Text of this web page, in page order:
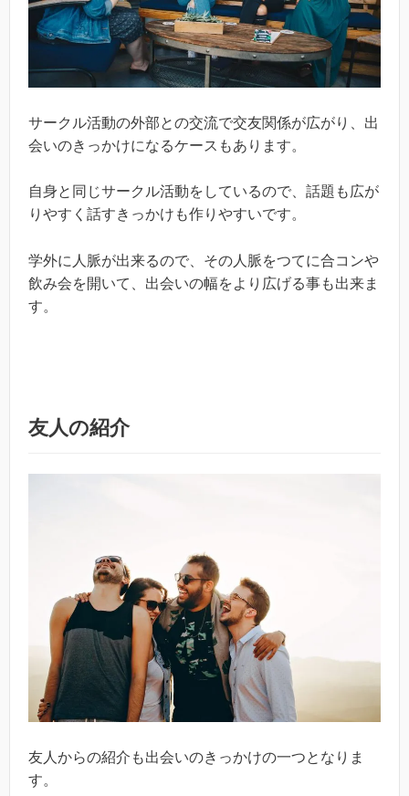
サークル活動の外部との交流で交友関係が広がり、出
会いのきっかけになるケースもあります。
自身と同じサークル活動をしているので、話題も広が
りやすく話すきっかけも作りやすいです。
学外に人脈が出来るので、その人脈をつてに合コンや
飲み会を開いて、出会いの幅をより広げる事も出来ま
す。
友人の紹介
友人からの紹介も出会いのきっかけの一つとなりま
す。